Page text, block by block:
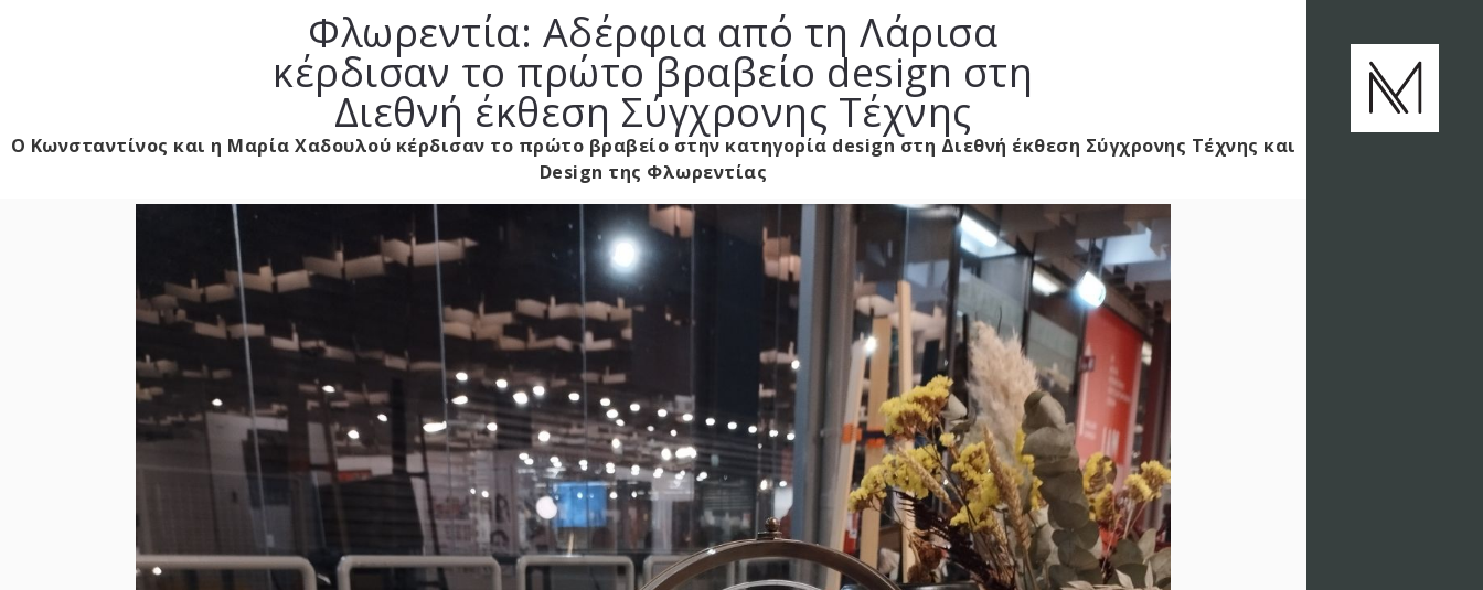
Φλωρεντία: Αδέρφια από τη Λάρισα
κέρδισαν το πρώτο βραβείο design στη
Διεθνή έκθεση Σύγχρονης Τέχνης
Ο Κωνσταντίνος και η Μαρία Χαδουλού κέρδισαν το πρώτο βραβείο στην κατηγορία design στη Διεθνή έκθεση Σύγχρονης Τέχνης και
Design της Φλωρεντίας